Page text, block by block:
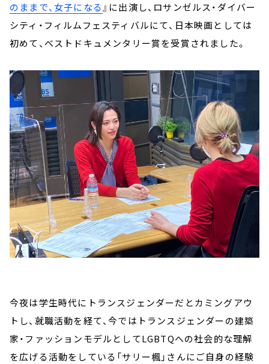
のままで、女子になる 』に出演し、ロサンゼルス・ダイバー
シティ・フィルムフェスティバルにて、日本映画としては
初めて、ベストドキュメンタリー賞を受賞されました。
今夜は学生時代にトランスジェンダーだとカミングアウ
トし、就職活動を経て、今ではトランスジェンダーの建築
家・ファッションモデルとしてLGBTQへの社会的な理解
を広げる活動をしている「サリー楓」さんにご自身の経験